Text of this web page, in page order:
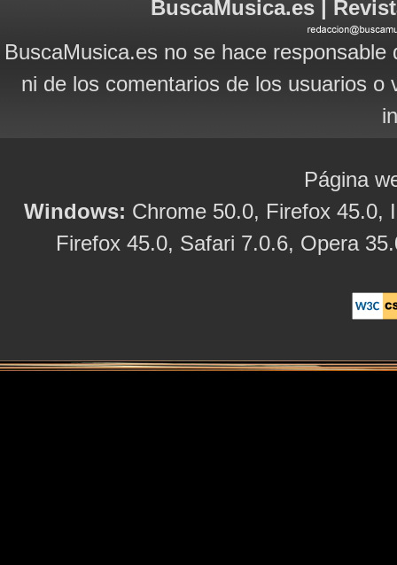
BuscaMusica.es |
BuscaMusica.es no se hace
ni de los comentarios de los usuarios
Página
Windows: Chrome 50.0, Firefox 45.0,
Firefox 45.0, Safari 7.0.6, Opera